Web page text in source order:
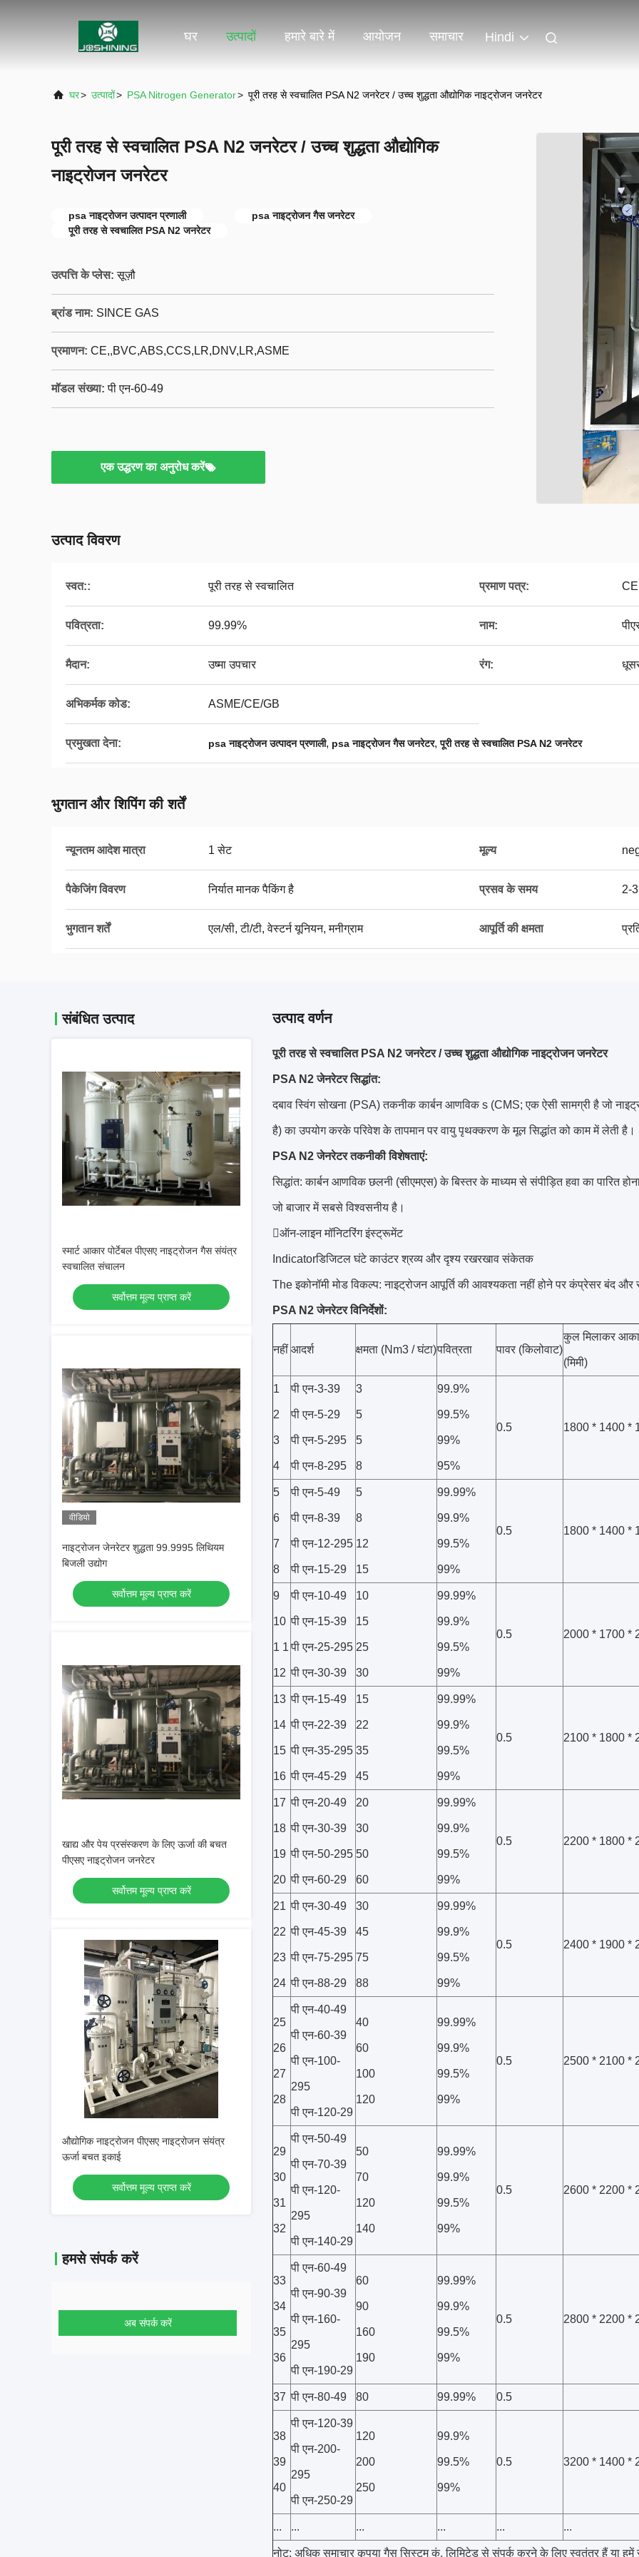
घर उत्पादों हमारे बारे में आयोजन समाचार Hindi
घर> उत्पादों> PSA Nitrogen Generator> पूरी तरह से स्वचालित PSA N2 जनरेटर / उच्च शुद्धता औद्योगिक नाइट्रोजन जनरेटर
पूरी तरह से स्वचालित PSA N2 जनरेटर / उच्च शुद्धता औद्योगिक
नाइट्रोजन जनरेटर
psa नाइट्रोजन उत्पादन प्रणाली
psa नाइट्रोजन गैस जनरेटर
पूरी तरह से स्वचालित PSA N2 जनरेटर
उत्पत्ति के प्लेस: सूज़ौ
ब्रांड नाम: SINCE GAS
प्रमाणन: CE,,BVC,ABS,CCS,LR,DNV,LR,ASME
मॉडल संख्या: पी एन-60-49
एक उद्धरण का अनुरोध करें
उत्पाद विवरण
स्वत:: पूरी तरह से स्वचालित प्रमाण पत्र:
पवित्रता: 99.99% नाम:
मैदान: उष्मा उपचार रंग:
अभिकर्मक कोड: ASME/CE/GB
प्रमुखता देना: psa नाइट्रोजन उत्पादन प्रणाली, psa नाइट्रोजन गैस जनरेटर,पूरी तरह से स्वचालित PSA N2 जनरेटर
भुगतान और शिपिंग की शर्तें
न्यूनतम आदेश मात्रा 1 सेट मूल्य
पैकेजिंग विवरण निर्यात मानक पैकिंग है प्रसव के समय 2-
भुगतान शर्तें एल/सी, टी/टी, वेस्टर्न यूनियन, मनीग्राम आपूर्ति की क्षमता
संबंधित उत्पाद
स्मार्ट आकार पोर्टेबल पीएसए नाइट्रोजन गैस संयंत्र
स्वचालित संचालन
सर्वोत्तम मूल्य प्राप्त करें
वीडियो
नाइट्रोजन जेनरेटर शुद्धता 99.9995 लिथियम
बिजली उद्योग
सर्वोत्तम मूल्य प्राप्त करें
खाद्य और पेय प्रसंस्करण के लिए ऊर्जा की बचत
पीएसए नाइट्रोजन जनरेटर
सर्वोत्तम मूल्य प्राप्त करें
औद्योगिक नाइट्रोजन पीएसए नाइट्रोजन संयंत्र
ऊर्जा बचत इकाई
सर्वोत्तम मूल्य प्राप्त करें
हमसे संपर्क करें
अब संपर्क करें
उत्पाद वर्णन
पूरी तरह से स्वचालित PSA N2 जनरेटर / उच्च शुद्धता औद्योगिक नाइट्रोजन जनरेटर
PSA N2 जेनरेटर सिद्धांत:
दबाव स्विंग सोखना (PSA) तकनीक कार्बन आणविक s (CMS; एक ऐसी सामग्री है जो
है) का उपयोग करके परिवेश के तापमान पर वायु पृथक्करण के मूल सिद्धांत को काम में लेती है।
PSA N2 जेनरेटर तकनीकी विशेषताएं:
सिद्धांत: कार्बन आणविक छलनी (सीएमएस) के बिस्तर के माध्यम से संपीड़ित हवा का पारित
जो बाजार में सबसे विश्वसनीय है।
ऑन-लाइन मॉनिटरिंग इंस्ट्रूमेंट
Indicatorडिजिटल घंटे काउंटर श्रव्य और दृश्य रखरखाव संकेतक
The इकोनॉमी मोड विकल्प: नाइट्रोजन आपूर्ति की आवश्यकता नहीं होने पर कंप्रेसर बंद
PSA N2 जेनरेटर विनिर्देशों:
नहीं आदर्श क्षमता (Nm3 / घंटा)पवित्रता पावर (किलोवाट)
कुल मिलाकर
(मिमी)
1
2
3
4
पी एन-3-39
पी एन-5-29
पी एन-5-295
पी एन-8-295
3
5
5
8
99.9%
99.5%
99%
95%
0.5 1800 * 1400 *
5
6
7
8
पी एन-5-49
पी एन-8-39
पी एन-12-295
पी एन-15-29
5
8
12
15
99.99%
99.9%
99.5%
99%
0.5 1800 * 1400 *
9
10
1 1
12
पी एन-10-49
पी एन-15-39
पी एन-25-295
पी एन-30-39
10
15
25
30
99.99%
99.9%
99.5%
99%
0.5 2000 * 1700 *
13
14
15
16
पी एन-15-49
पी एन-22-39
पी एन-35-295
पी एन-45-29
15
22
35
45
99.99%
99.9%
99.5%
99%
0.5 2100 * 1800 *
17
18
19
20
पी एन-20-49
पी एन-30-39
पी एन-50-295
पी एन-60-29
20
30
50
60
99.99%
99.9%
99.5%
99%
0.5 2200 * 1800 *
21
22
23
24
पी एन-30-49
पी एन-45-39
पी एन-75-295
पी एन-88-29
30
45
75
88
99.99%
99.9%
99.5%
99%
0.5 2400 * 1900 *
25
26
27
28
पी एन-40-49
पी एन-60-39
पी एन-100-
295
पी एन-120-29
40
60
100
120
99.99%
99.9%
99.5%
99%
0.5 2500 * 2100 *
29
30
31
32
पी एन-50-49
पी एन-70-39
पी एन-120-
295
पी एन-140-29
50
70
120
140
99.99%
99.9%
99.5%
99%
0.5 2600 * 2200 *
33
34
35
36
पी एन-60-49
पी एन-90-39
पी एन-160-
295
पी एन-190-29
60
90
160
190
99.99%
99.9%
99.5%
99%
0.5 2800 * 2200 *
37 पी एन-80-49 80 99.99% 0.5
38
39
40
पी एन-120-39
पी एन-200-
295
पी एन-250-29
120
200
250
99.9%
99.5%
99%
0.5 3200 * 1400 *
... ... ... ... ... ...
नोट: अधिक समाचार कृपया गैस सिस्टम कं, लिमिटेड से संपर्क करने के लिए स्वतंत्र हैं या हमें